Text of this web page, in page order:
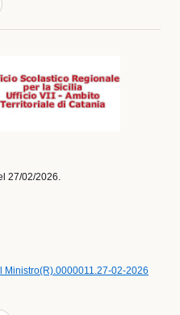
27/02/2026.
Ministro(R).0000011.27-02-2026